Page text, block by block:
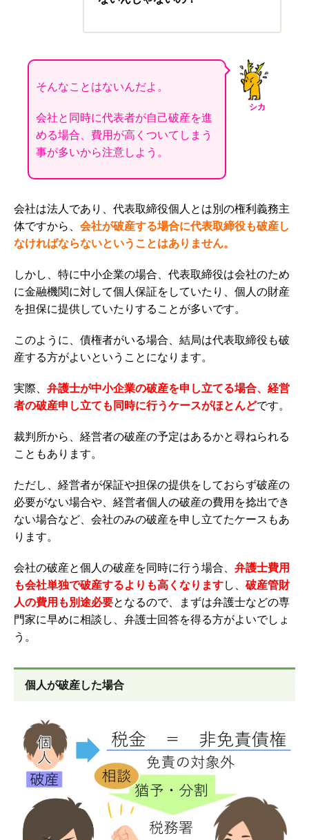
シカ
そんなことはないんだよ。
会社と同時に代表者が自己破産を進
める場合、費用が高くついてしまう
事が多いから注意しよう。
会社は法人であり、代表取締役個人とは別の権利義務主
体ですから、 会社が破産する場合に代表取締役も破産し
なければならないということはありません。
しかし、特に中小企業の場合、代表取締役は会社のため
に金融機関に対して個人保証をしていたり、個人の財産
を担保に提供していたりすることが多いです。
このように、債権者がいる場合、結局は代表取締役も破
産する方がよいということになります。
実際、 弁護士が中小企業の破産を申し立てる場合、経営
者の破産申し立ても同時に行うケースがほとんどです。
裁判所から、経営者の破産の予定はあるかと尋ねられる
こともあります。
ただし、経営者が保証や担保の提供をしておらず破産の
必要がない場合や、経営者個人の破産の費用を捻出でき
ない場合など、会社のみの破産を申し立てたケースもあ
ります。
会社の破産と個人の破産を同時に行う場合、 弁護士費用
も会社単独で破産するよりも高くなりますし、 破産管財
人の費用も別途必要となるので、まずは弁護士などの専
門家に早めに相談し、弁護士回答を得る方がよいでしょ
う。
個人が破産した場合